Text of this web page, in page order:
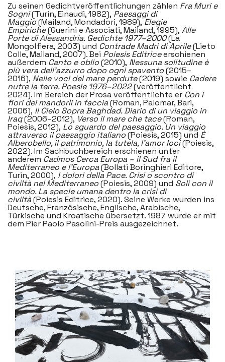
Zu seinen Gedichtveröffentlichungen zählen Fra Muri e
Sogni(Turin, Einaudi, 1982), Paesaggi di
Maggio(Mailand, Mondadori, 1989),Elegie
Empiriche(Guerini e Associati, Mailand, 1995), Alle
Porte di Alessandria. Gedichte 1977–2000(La
Mongolfiera, 2003) und Contrade Madri di Aprile(Lieto
Colle, Mailand, 2007). Bei Poiesis Editriceerschienen
außerdem Canto e oblio(2010), Nessuna solitudine è
più vera dell’azzurro dopo ogni spavento(2015–
2016), Nelle voci del mare perdute(2019) sowie Cadere
nutre la terra. Poesie 1976–2022(veröffentlicht
2024). Im Bereich der Prosa veröffentlichte er Con i
fiori dei mandorli in faccia(Roman, Palomar, Bari,
2006), Il Cielo Sopra Baghdad. Diario di un viaggio in
Iraq(2006–2012), Verso il mare che tace(Roman,
Poiesis, 2012), Lo sguardo del paesaggio. Un viaggio
attraverso il paesaggio italiano(Poiesis, 2015) und È
Alberobello, il patrimonio, la tutela, l’amor loci(Poiesis,
2022). Im Sachbuchbereich erschienen unter
anderem Cadmos Cerca Europa – il Sud fra il
Mediterraneo e l’Europa(Bollati Boringhieri Editore,
Turin, 2000), I dolori della Pace. Crisi o scontro di
civiltà nel Mediterraneo(Poiesis, 2009) und Soli con il
mondo. La specie umana dentro la crisi di
civiltà(Poiesis Editrice, 2020). Seine Werke wurden ins
Deutsche, Französische, Englische, Arabische,
Türkische und Kroatische übersetzt. 1987 wurde er mit
dem Pier Paolo Pasolini-Preis ausgezeichnet.